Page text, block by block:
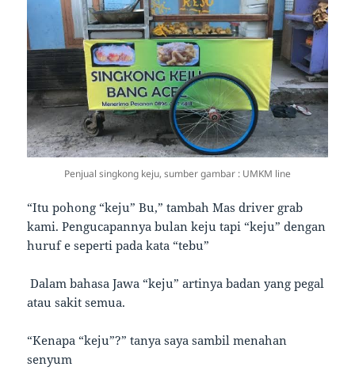
Penjual singkong keju, sumber gambar : UMKM line
“Itu pohong “keju” Bu,” tambah Mas driver grab
kami. Pengucapannya bulan keju tapi “keju” dengan
huruf e seperti pada kata “tebu”
Dalam bahasa Jawa “keju” artinya badan yang pegal
atau sakit semua.
“Kenapa “keju”?” tanya saya sambil menahan
senyum